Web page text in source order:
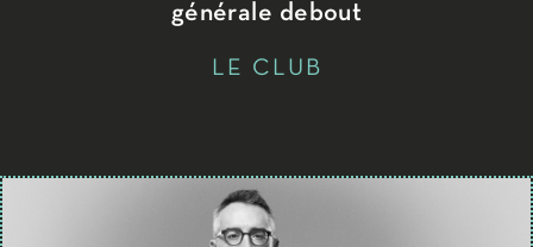
générale debout
LE CLUB